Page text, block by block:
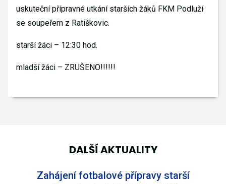
uskuteční přípravné utkání starších žáků FKM Podluží
se soupeřem z Ratiškovic.
starší žáci – 12:30 hod.
mladší žáci – ZRUŠENO!!!!!!
DALŠÍ AKTUALITY
Zahájení fotbalové přípravy starší